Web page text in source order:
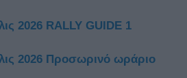
2026 RALLY GUIDE 1
2026 Προσωρινό ωράριο